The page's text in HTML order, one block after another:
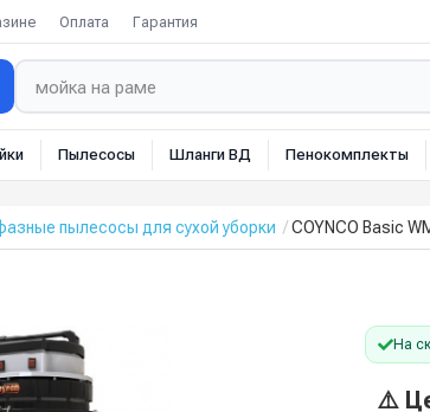
Оплата Гарантия
Пылесосы Шланги ВД Пенокомплекты
пылесосы для сухой уборки COYNCO Basic
На
⚠️